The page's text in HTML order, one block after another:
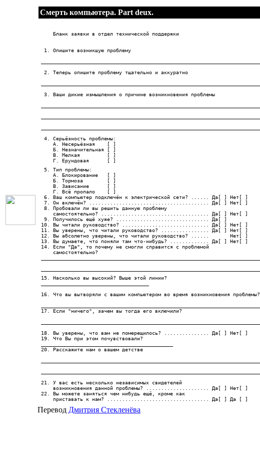
Смерть компьютера. Part deux.
    Бланк заявки в отдел технической поддержки
1. Опишите возникшую проблему
2. Теперь опишите проблему тщательно и аккуратно
3. Ваши дикие измышления о причине возникновения проблемы
4. Серьёзность проблемы:
    А. Несерьёзная    [ ]
    Б. Незначительная [ ]
    В. Мелкая         [ ]
    Г. Ерундовая      [ ]
5. Тип проблемы:
    А. Блокирование   [ ]
    Б. Тормоза        [ ]
    В. Зависание      [ ]
    Г. Всё пропало    [ ]
6. Ваш компьютер подключён к электрической сети? ...... Да[ ] Нет[ ]
7. Он включён? ........................................ Да[ ] Нет[ ]
8. Пробовали ли вы решить данную проблему
    самостоятельно? .................................... Да[ ] Нет[ ]
9. Получилось ещё хуже? ............................... Да[ ]
10. Вы читали руководство? ............................. Да[ ] Нет[ ]
11. Вы уверены, что читали руководство? ................ Да[ ] Нет[ ]
12. Вы абсолютно уверены, что читали руководство? ......       Нет[ ]
13. Вы думаете, что поняли там что-нибудь? ............. Да[ ] Нет[ ]
14. Если "Да", то почему не смогли справится с проблемой
    самостоятельно?
15. Насколько вы высокий? Выше этой линии?
16. Что вы вытворяли с вашим компьютером во время возникновения проблемы?
17. Если "ничего", зачем вы тогда его включили?
18. Вы уверены, что вам не померещилось? ............... Да[ ] Нет[ ]
19. Что Вы при этом почувствовали?
20. Расскажите нам о вашем детстве
21. У вас есть несколько независимых свидетелей
    возникновения данной проблемы? ..................... Да[ ] Нет[ ]
22. Вы можете заняться чем нибудь ещё, кроме как
    приставать к нам? .................................. Да[ ] Да [ ]
Перевод Дмитрия Стекленёва